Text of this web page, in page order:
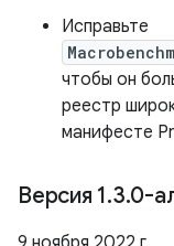
Исправьте
чтобы он
реестр
манифесте
Версия 1.3.0-